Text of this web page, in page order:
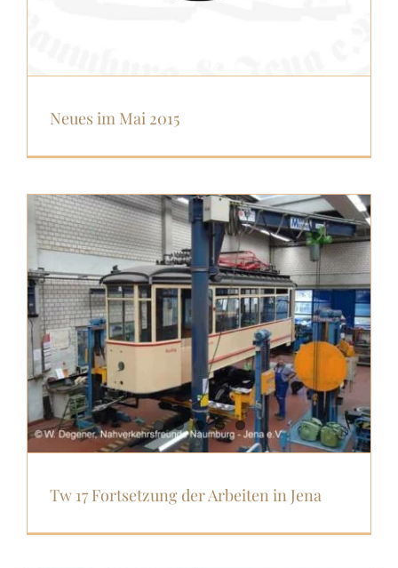
Neues im Mai 2015
Tw 17 Fortsetzung der Arbeiten in Jena